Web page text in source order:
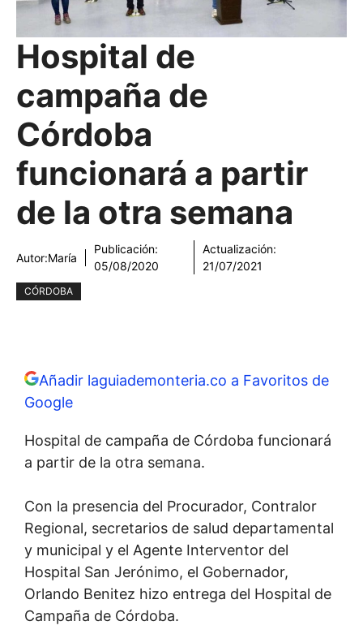
Hospital de
campaña de
Córdoba
funcionará a partir
de la otra semana
Autor:María
Publicación:
05/08/2020
Actualización:
21/07/2021
CÓRDOBA
Añadir laguiademonteria.co a Favoritos de
Google
Hospital de campaña de Córdoba funcionará
a partir de la otra semana.
Con la presencia del Procurador, Contralor
Regional, secretarios de salud departamental
y municipal y el Agente Interventor del
Hospital San Jerónimo, el Gobernador,
Orlando Benitez hizo entrega del Hospital de
Campaña de Córdoba.